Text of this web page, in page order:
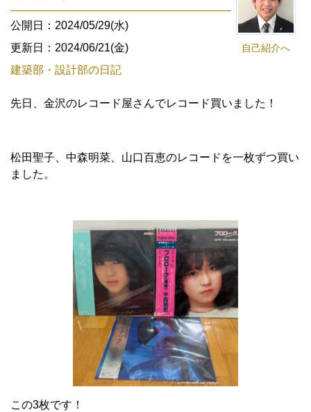
自己紹介へ
公開日：2024/05/29(水)
更新日：2024/06/21(金)
建築部・設計部の日記
先日、金沢のレコード屋さんでレコード買いました！
松田聖子、中森明菜、山口百恵のレコードを一枚ずつ買い
ました。
この3枚です！